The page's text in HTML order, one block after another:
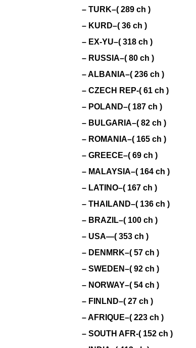
– TURK–( 289 ch )
– KURD–( 36 ch )
– EX-YU–( 318 ch )
– RUSSIA–( 80 ch )
– ALBANIA–( 236 ch )
– CZECH REP-( 61 ch )
– POLAND–( 187 ch )
– BULGARIA–( 82 ch )
– ROMANIA–( 165 ch )
– GREECE–( 69 ch )
– MALAYSIA–( 164 ch )
– LATINO–( 167 ch )
– THAILAND–( 136 ch )
– BRAZIL–( 100 ch )
– USA—( 353 ch )
– DENMRK–( 57 ch )
– SWEDEN–( 92 ch )
– NORWAY–( 54 ch )
– FINLND–( 27 ch )
– AFRIQUE–( 223 ch )
– SOUTH AFR-( 152 ch )